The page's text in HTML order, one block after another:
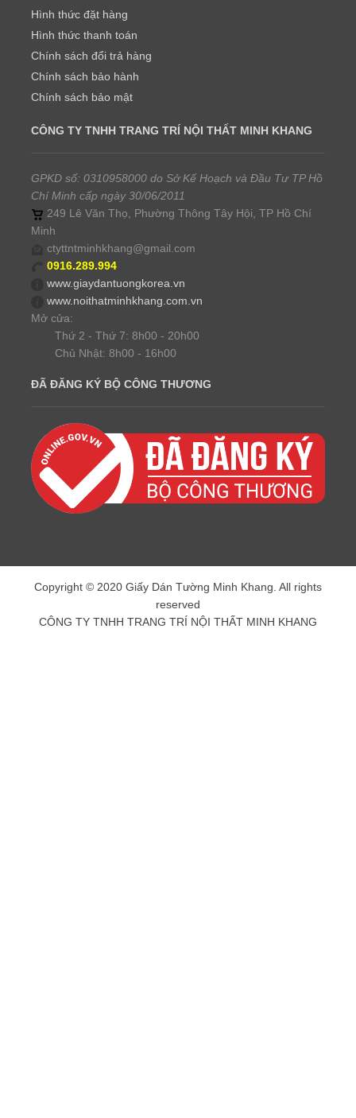
Hình thức đặt hàng
Hình thức thanh toán
Chính sách đổi trả hàng
Chính sách bảo hành
Chính sách bảo mật
CÔNG TY TNHH TRANG TRÍ NỘI THẤT MINH KHANG
GPKD số: 0310958000 do Sở Kế Hoạch và Đầu Tư TP Hồ
Chí Minh cấp ngày 30/06/2011
249 Lê Văn Thọ, Phường Thông Tây Hội, TP Hồ Chí
Minh
ctyttntminhkhang@gmail.com
0916.289.994
www.giaydantuongkorea.vn
www.noithatminhkhang.com.vn
Mở cửa:
Thứ 2 - Thứ 7: 8h00 - 20h00
Chủ Nhật: 8h00 - 16h00
ĐÃ ĐĂNG KÝ BỘ CÔNG THƯƠNG
Copyright © 2020 Giấy Dán Tường Minh Khang. All rights
reserved
CÔNG TY TNHH TRANG TRÍ NỘI THẤT MINH KHANG